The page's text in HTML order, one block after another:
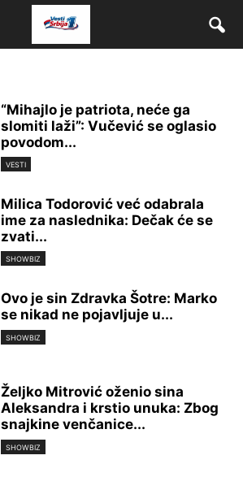
“Mihajlo je patriota, neće ga
slomiti laži”: Vučević se oglasio
povodom...
VESTI
Milica Todorović već odabrala
ime za naslednika: Dečak će se
zvati...
SHOWBIZ
Ovo je sin Zdravka Šotre: Marko
se nikad ne pojavljuje u...
SHOWBIZ
Željko Mitrović oženio sina
Aleksandra i krstio unuka: Zbog
snajkine venčanice...
SHOWBIZ